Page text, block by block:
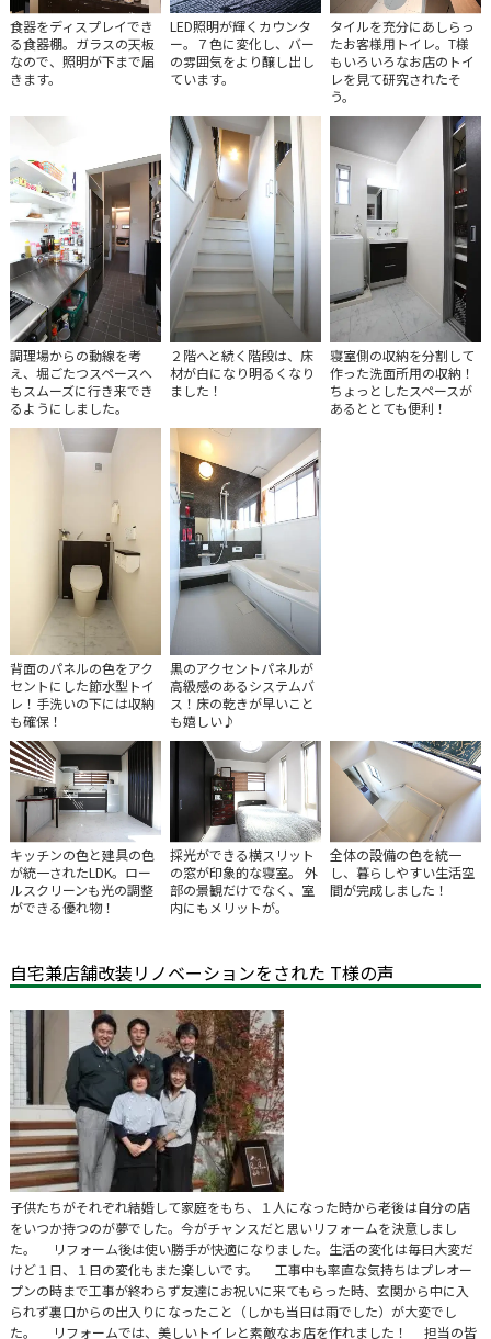
食器をディスプレイでき
る食器棚。ガラスの天板
なので、照明が下まで届
きます。
LED照明が輝くカウンタ
ー。７色に変化し、バー
の雰囲気をより醸し出し
ています。
タイルを充分にあしらっ
たお客様用トイレ。T様
もいろいろなお店のトイ
レを見て研究されたそ
う。
調理場からの動線を考
え、堀ごたつスペースへ
もスムーズに行き来でき
るようにしました。
２階へと続く階段は、床
材が白になり明るくなり
ました！
寝室側の収納を分割して
作った洗面所用の収納！
ちょっとしたスペースが
あるととても便利！
背面のパネルの色をアク
セントにした節水型トイ
レ！手洗いの下には収納
も確保！
黒のアクセントパネルが
高級感のあるシステムバ
ス！床の乾きが早いこと
も嬉しい♪
キッチンの色と建具の色
が統一されたLDK。ロー
ルスクリーンも光の調整
ができる優れ物！
採光ができる横スリット
の窓が印象的な寝室。 外
部の景観だけでなく、室
内にもメリットが。
全体の設備の色を統一
し、暮らしやすい生活空
間が完成しました！
自宅兼店舗改装リノベーションをされた T様の声
子供たちがそれぞれ結婚して家庭をもち、１人になった時から老後は自分の店
をいつか持つのが夢でした。今がチャンスだと思いリフォームを決意しまし
た。 リフォーム後は使い勝手が快適になりました。生活の変化は毎日大変だ
けど１日、１日の変化もまた楽しいです。 工事中も率直な気持ちはプレオー
プンの時まで工事が終わらず友達にお祝いに来てもらった時、玄関から中に入
られず裏口からの出入りになったこと（しかも当日は雨でした）が大変でし
た。 リフォームでは、美しいトイレと素敵なお店を作れました！ 担当の皆